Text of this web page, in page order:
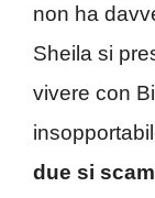
non ha
Sheila si
vivere con
due si